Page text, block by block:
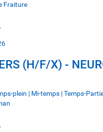
Fraiture
(H/F/X) -
plein | Mi-temps | Temps-